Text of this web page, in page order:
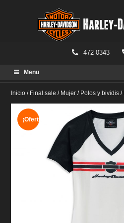
472-0343
Menu
Inicio / Final sale / Mujer / Polos y bividis /
¡Oferta!